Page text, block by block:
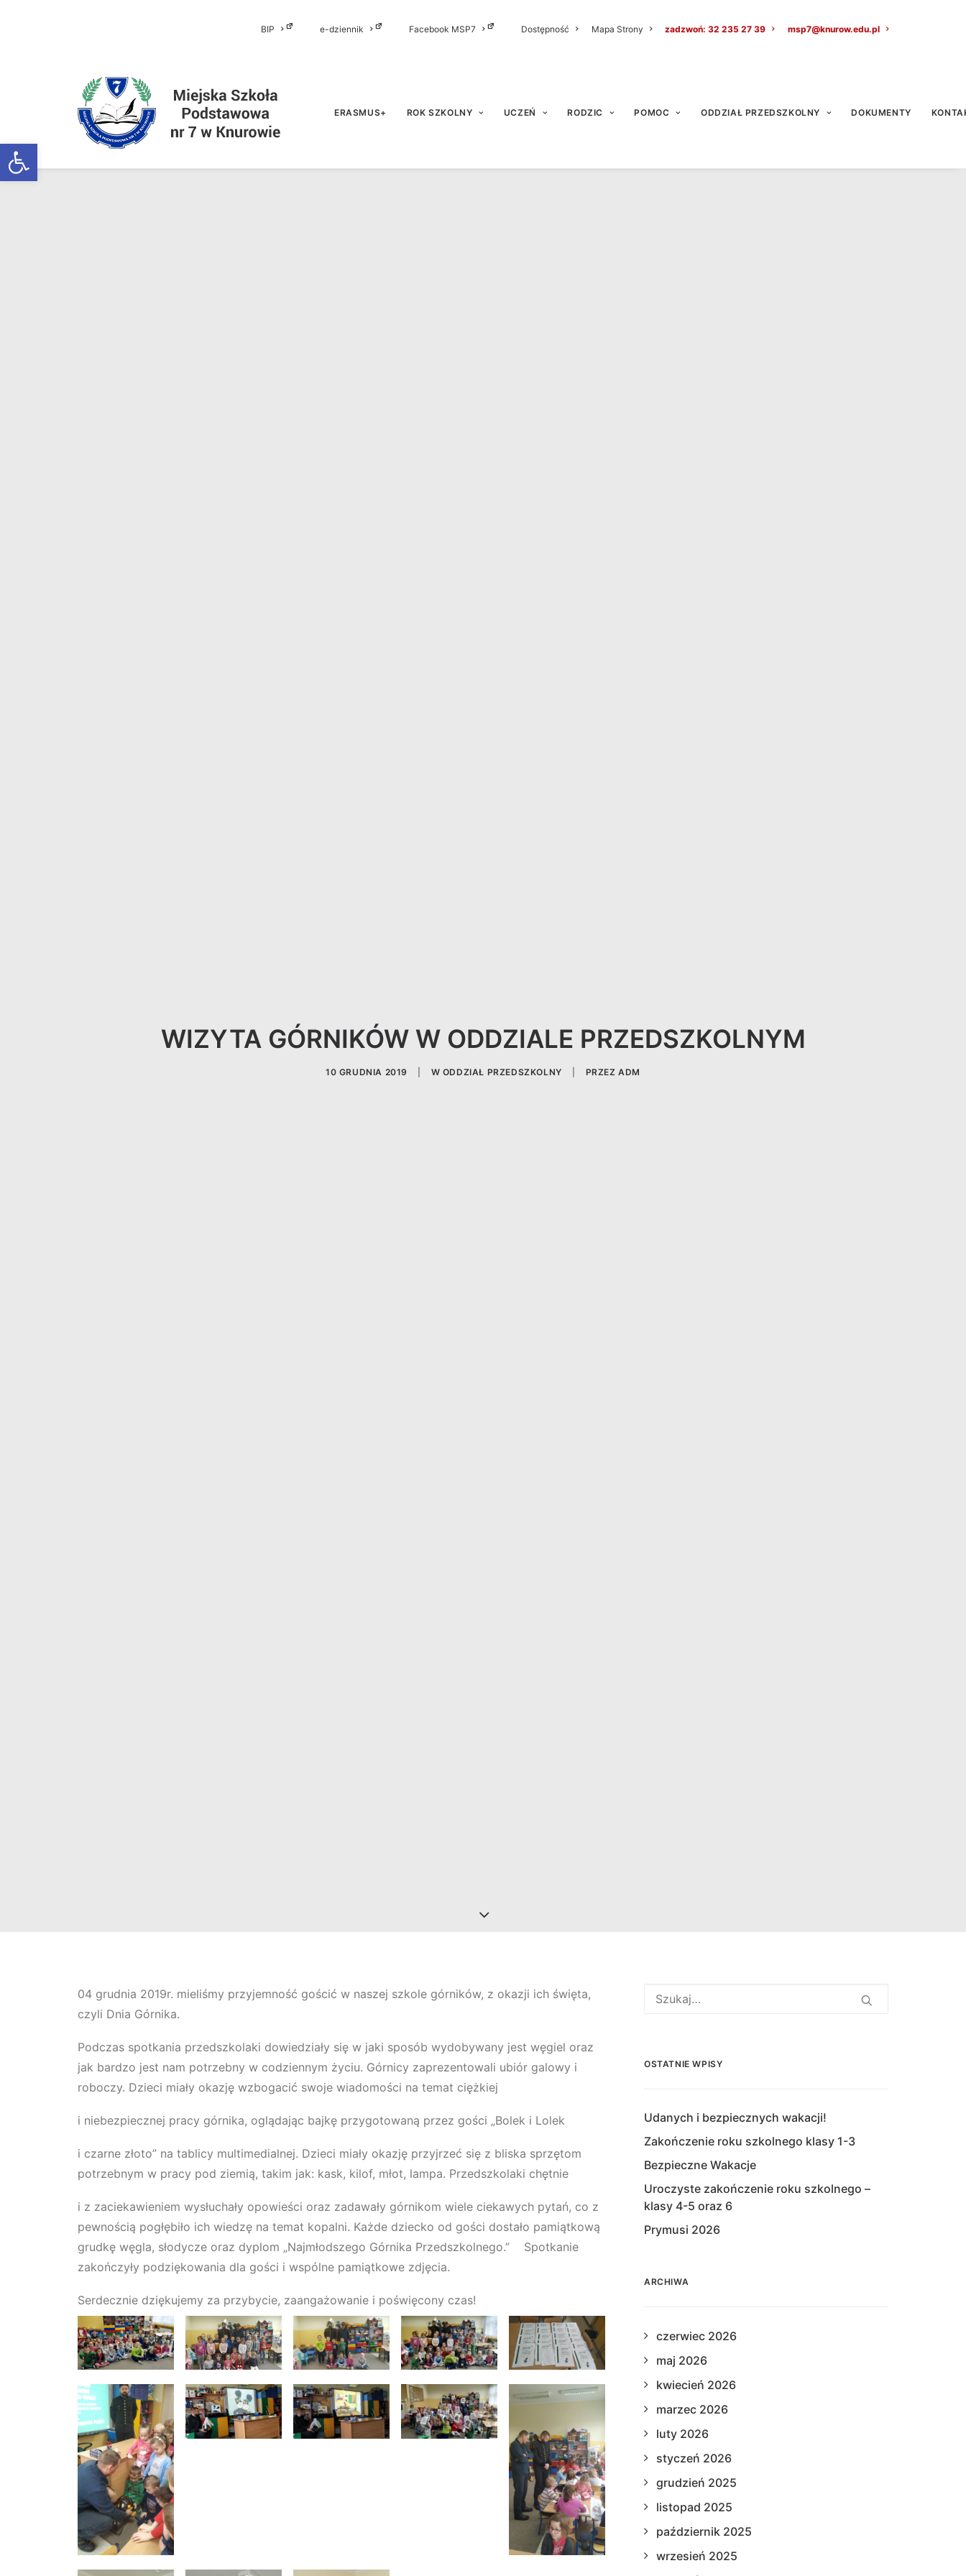
Otwórz pasek narzędzi
BIP e-dziennik Facebook MSP7 Dostępność Mapa Strony zadzwoń: 32 235 27 39 msp7@knurow.edu.pl
ERASMUS+ ROK SZKOLNY UCZEŃ RODZIC POMOC ODDZIAŁ PRZEDSZKOLNY DOKUMENTY
WIZYTA GÓRNIKÓW W ODDZIALE PRZEDSZKOLNYM
10 GRUDNIA 2019 W ODDZIAŁ PRZEDSZKOLNY PRZEZADM
04 grudnia 2019r. mieliśmy przyjemność gościć w naszej szkole górników, z okazji ich święta,
czyli Dnia Górnika.
Podczas spotkania przedszkolaki dowiedziały się w jaki sposób wydobywany jest węgiel oraz
jak bardzo jest nam potrzebny w codziennym życiu. Górnicy zaprezentowali ubiór galowy i
roboczy. Dzieci miały okazję wzbogacić swoje wiadomości na temat ciężkiej
i niebezpiecznej pracy górnika, oglądając bajkę przygotowaną przez gości „Bolek i Lolek
i czarne złoto” na tablicy multimedialnej. Dzieci miały okazję przyjrzeć się z bliska sprzętom
potrzebnym w pracy pod ziemią, takim jak: kask, kilof, młot, lampa. Przedszkolaki chętnie
i z zaciekawieniem wysłuchały opowieści oraz zadawały górnikom wiele ciekawych pytań, co z
pewnością pogłębiło ich wiedzę na temat kopalni. Każde dziecko od gości dostało pamiątkową
grudkę węgla, słodycze oraz dyplom „Najmłodszego Górnika Przedszkolnego.” Spotkanie
zakończyły podziękowania dla gości i wspólne pamiątkowe zdjęcia.
Serdecznie dziękujemy za przybycie, zaangażowanie i poświęcony czas!
OSTATNIE WPISY
Udanych i bezpiecznych wakacji!
Zakończenie roku szkolnego klasy 1-3
Bezpieczne Wakacje
Uroczyste zakończenie roku szkolnego –
klasy 4-5 oraz 6
Prymusi 2026
ARCHIWA
czerwiec 2026
maj 2026
kwiecień 2026
marzec 2026
luty 2026
styczeń 2026
grudzień 2025
listopad 2025
październik 2025
wrzesień 2025